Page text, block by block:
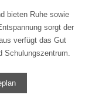
bieten Ruhe sowie
sorgt der
verfügt das Gut
Schulungszentrum.